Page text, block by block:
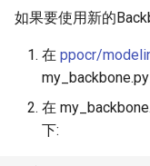
如果要使用新的
在 ppocr/
my_backbone.py
在
下: